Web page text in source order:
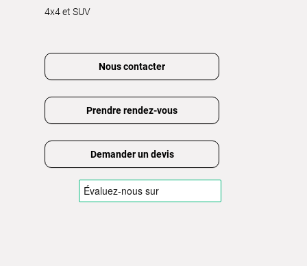
4x4 et SUV
Nous contacter
Prendre rendez-vous
Demander un devis